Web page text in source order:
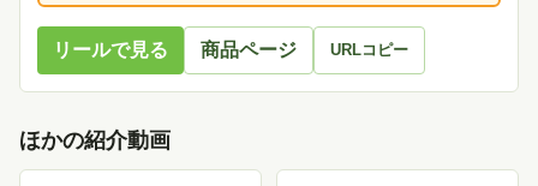
リールで見る 商品ページ URLコピー
ほかの紹介動画